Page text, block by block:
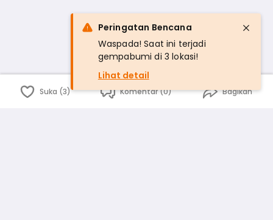
Suka (3) Komentar (0) Bagikan
Peringatan Bencana
Waspada! Saat ini terjadi
gempabumi di 3 lokasi!
Lihat detail